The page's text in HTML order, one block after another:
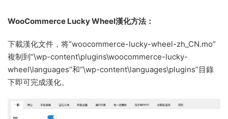
WooCommerce Lucky Wheel漢化方法：
下載漢化文件，将“woocommerce-lucky-wheel-zh_CN.mo”
複制到“\wp-content\plugins\woocommerce-lucky-
wheel\languages”和“\wp-content\languages\plugins”目錄
下即可完成漢化。